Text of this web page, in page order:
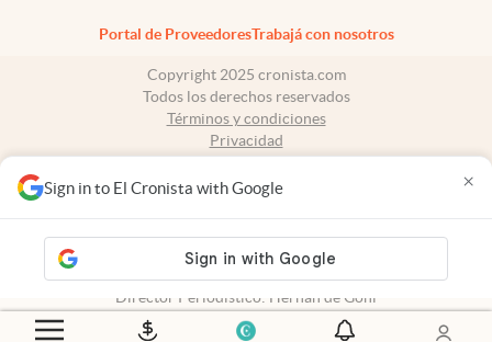
Sign in to El Cronista with Google ×
Portal de ProveedoresTrabajá con nosotros
Copyright 2025 cronista.com
Todos los derechos reservados
Términos y condiciones
Privacidad
Tel: +54 11 7078-3270
propiedad intelectual: 56576959
Director Periodístico: Hernán de Goñi